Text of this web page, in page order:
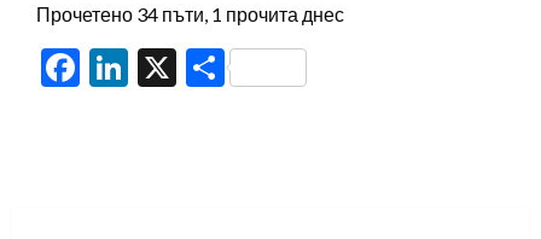
Прочетено 34 пъти, 1 прочита днес
Facebook
LinkedIn
X Share